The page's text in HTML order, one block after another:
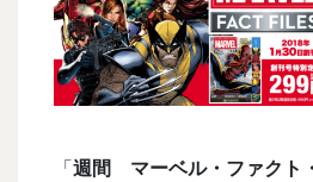
「週間 マーベル・ファクト